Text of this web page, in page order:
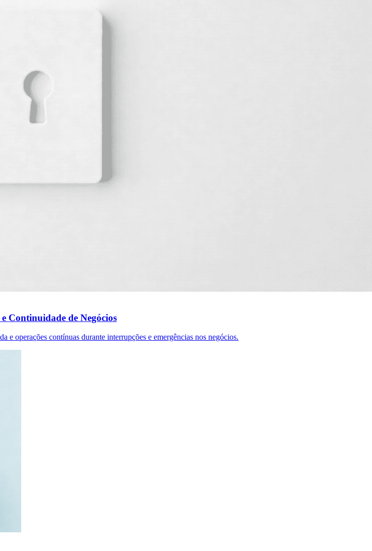
Continuidade de Negócios
operações contínuas durante interrupções e emergências nos negócios.